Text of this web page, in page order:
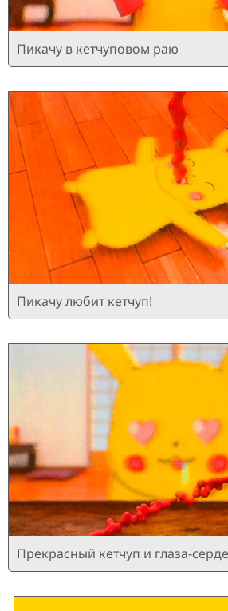
Пикачу в кетчуповом раю
Пикачу любит кетчуп!
Прекрасный кетчуп и глаза-